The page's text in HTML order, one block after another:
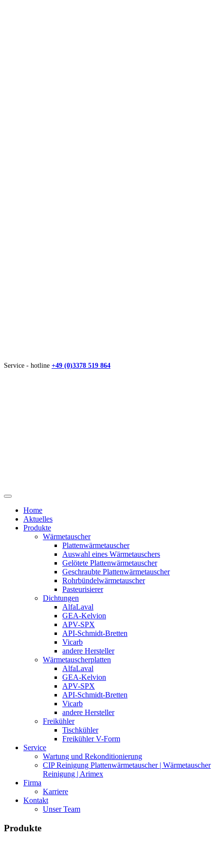
Service - hotline +49 (0)3378 519 864
Home
Aktuelles
Produkte
Wärmetauscher
Plattenwärmetauscher
Auswahl eines Wärmetauschers
Gelötete Plattenwärmetauscher
Geschraubte Plattenwärmetauscher
Rohrbündelwärmetauscher
Pasteurisierer
Dichtungen
AlfaLaval
GEA-Kelvion
APV-SPX
API-Schmidt-Bretten
Vicarb
andere Hersteller
Wärmetauscherplatten
AlfaLaval
GEA-Kelvion
APV-SPX
API-Schmidt-Bretten
Vicarb
andere Hersteller
Freikühler
Tischkühler
Freikühler V-Form
Service
Wartung und Rekonditionierung
CIP Reinigung Plattenwärmetauscher | Wärmetauscher
Reinigung | Arimex
Firma
Karriere
Kontakt
Unser Team
Produkte